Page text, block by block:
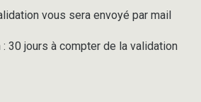
vous sera envoyé par mail
30 jours à compter de la validation